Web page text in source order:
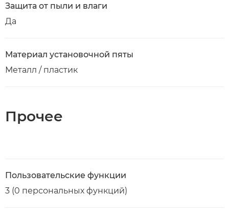
Защита от пыли и влаги
Да
Материал установочной пяты
Металл / пластик
Прочее
Пользовательские функции
3 (0 персональных функций)